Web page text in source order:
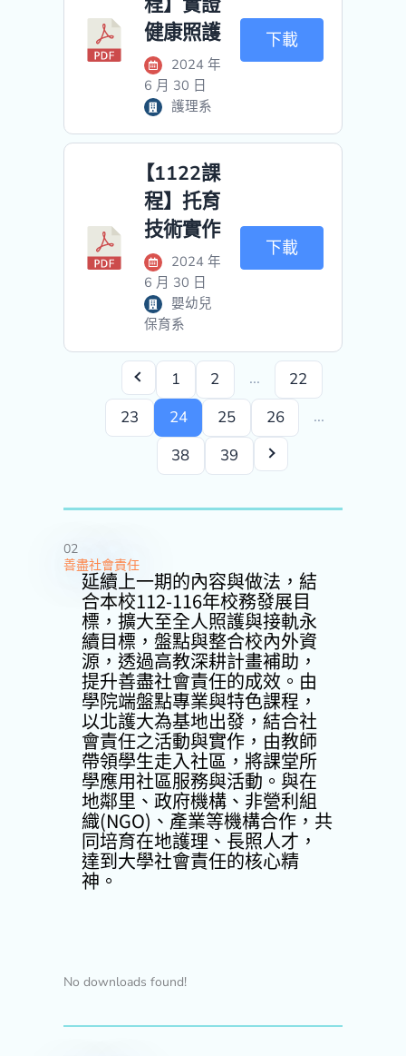
健康照護
2024 年
6 月 30 日
護理系
下載
【1122課
程】托育
技術實作
2024 年
6 月 30 日
嬰幼兒
保育系
下載
1 2 ...
22
23
24 25 26
...
38
39
02
善盡社會責任
延續上一期的內容與做法，結
合本校112-116年校務發展目
標，擴大至全人照護與接軌永
續目標，盤點與整合校內外資
源，透過高教深耕計畫補助，
提升善盡社會責任的成效。由
學院端盤點專業與特色課程，
以北護大為基地出發，結合社
會責任之活動與實作，由教師
帶領學生走入社區，將課堂所
學應用社區服務與活動。與在
地鄰里、政府機構、非營利組
織(NGO)、產業等機構合作，共
同培育在地護理、長照人才，
達到大學社會責任的核心精
神。
No downloads found!